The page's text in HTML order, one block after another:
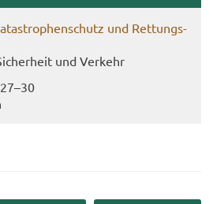
und Ret­tungs­
und Ver­kehr